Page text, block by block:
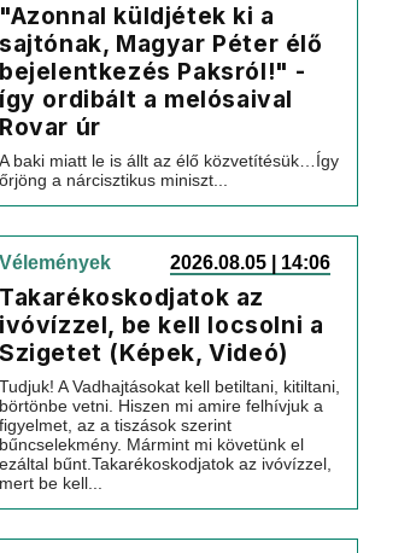
"Azonnal küldjétek ki a
sajtónak, Magyar Péter élő
bejelentkezés Paksról!" -
így ordibált a melósaival
Rovar úr
A baki miatt le is állt az élő közvetítésük…Így
őrjöng a nárcisztikus miniszt...
Vélemények 2026.08.05 | 14:06
Takarékoskodjatok az
ivóvízzel, be kell locsolni a
Szigetet (Képek, Videó)
Tudjuk! A Vadhajtásokat kell betiltani, kitiltani,
börtönbe vetni. Hiszen mi amire felhívjuk a
figyelmet, az a tiszások szerint
bűncselekmény. Mármint mi követünk el
ezáltal bűnt.Takarékoskodjatok az ivóvízzel,
mert be kell...